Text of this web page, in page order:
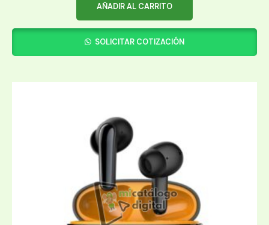
AÑADIR AL CARRITO
SOLICITAR COTIZACIÓN